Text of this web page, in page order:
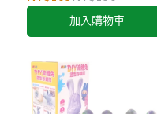
加入購物車